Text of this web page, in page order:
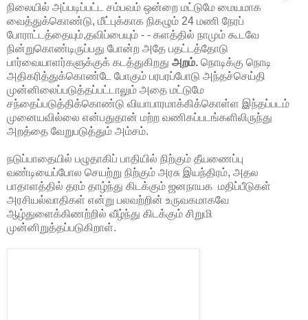
நிலையில் அப்படிப்பட்ட சம்பவம் ஒன்றை மட்டுமே மையமாக
வைத்துக்கொண்டு, மீட்புக்காக நிகழும் 24 மணி நேரப்
போராட்டத்தையும்,தவிப்பையும் - - களத்தில் நாமும் கூடவே
நின்றுகொண்டிருப்பது போன்ற அதே பதட்டத்தோடு
பார்வையாளர்களுக்குக் கடத்துகிறது அறம். நொடிக்கு நொடி
அதிகரித்துக்கொண்டே போகும் பரபரப்போடு அந்தச்செய்தி
முன்னிலைப்படுத்தப்பட்டாலும் அதை மட்டுமே
சந்தைப்படுத்திக்கொண்டு வியாபாரமாக்கிக்கொள்ள இந்தப்படம்
முனையவில்லை என்பதுதான் மற்ற வணிகப்படங்களிலிருந்து
அறத்தை வேறுபடுத்தும் அம்சம்.
நடுப்பாதையில் பழுதாகிப் பாதியில் நிற்கும் தீயணைப்பு
வண்டியைப்போல செயற்று நிற்கும் அரசு இயந்திரம், அதல
பாதாளத்தில் தரம் தாழ்ந்து கிடக்கும் ஜனநாயக மதிப்பீடுகள்
அரசியல்வாதிகள் என்று பலவற்றின் உருவகமாகவே
ஆழ்துளைக்கிணற்றில் வீழ்ந்து கிடக்கும் சிறுமி
முன்னிறுத்தப்படுகிறாள்.